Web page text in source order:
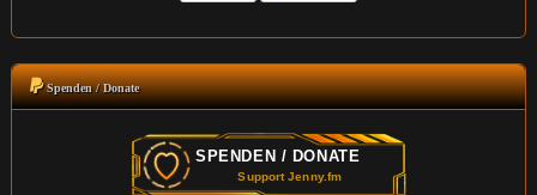
Spenden / Donate